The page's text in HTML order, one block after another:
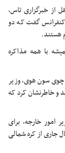
از خبرگزاری تاس،
کنفرانس گفت که دو
هستند.
با همه مذاکره
چوی سون هوی، وزیر
به مسکو در نوامبر 2024 آغاز شد و خاطرنشان کرد که
امور خارجه، برای
جاری از کره شمالی